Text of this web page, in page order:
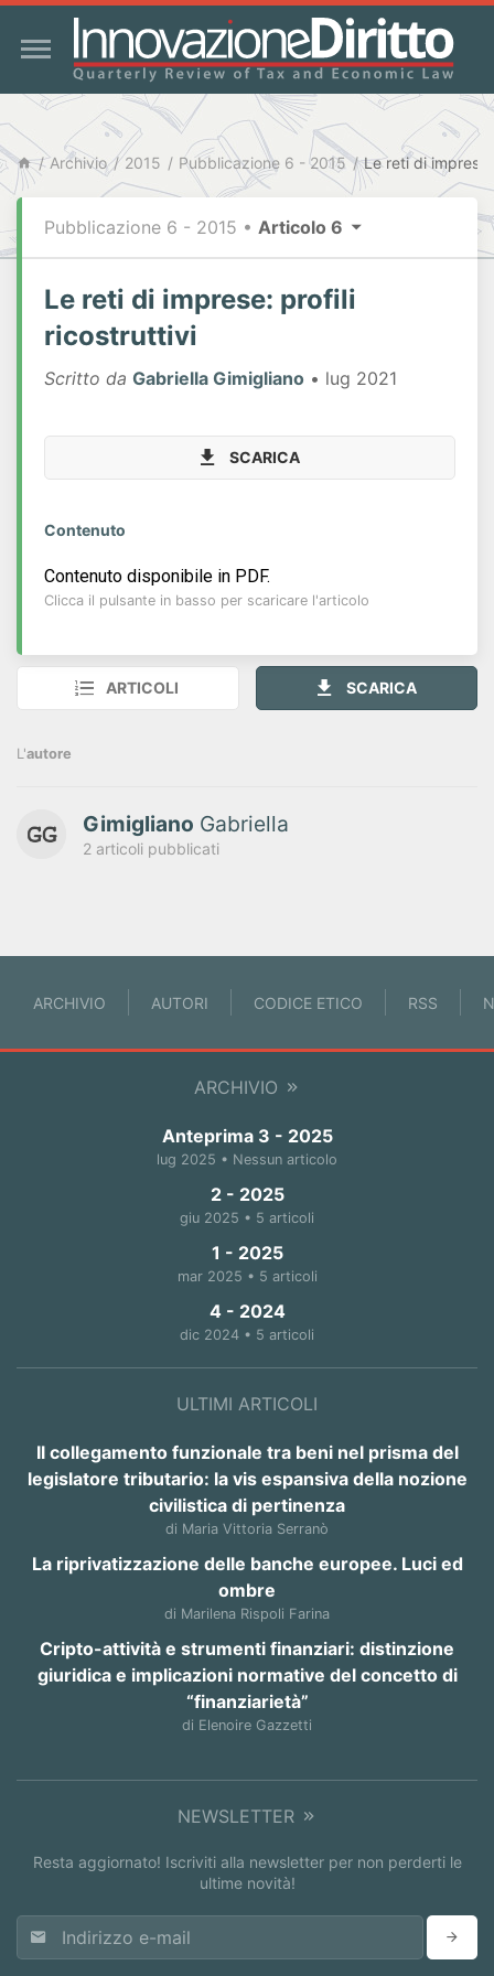
Archivio 2015 Pubblicazione 6 - 2015 Le reti di
Pubblicazione 6 - 2015 • Articolo 6
Le reti di imprese: profili
ricostruttivi
Scritto da Gabriella Gimigliano • lug 2021
SCARICA
Contenuto
Contenuto disponibile in PDF.
Clicca il pulsante in basso per scaricare l'articolo
ARTICOLI SCARICA
L'autore
Gimigliano Gabriella
2 articoli pubblicati
ARCHIVIO AUTORI CODICE ETICO RSS
ARCHIVIO
Anteprima 3 - 2025
lug 2025 • Nessun articolo
2 - 2025
giu 2025 • 5 articoli
1 - 2025
mar 2025 • 5 articoli
4 - 2024
dic 2024 • 5 articoli
ULTIMI ARTICOLI
Il collegamento funzionale tra beni nel prisma del
legislatore tributario: la vis espansiva della nozione
civilistica di pertinenza
di Maria Vittoria Serranò
La riprivatizzazione delle banche europee. Luci ed
ombre
di Marilena Rispoli Farina
Cripto-attività e strumenti finanziari: distinzione
giuridica e implicazioni normative del concetto di
“finanziarietà”
di Elenoire Gazzetti
NEWSLETTER
Resta aggiornato! Iscriviti alla newsletter per non perderti le
ultime novità!